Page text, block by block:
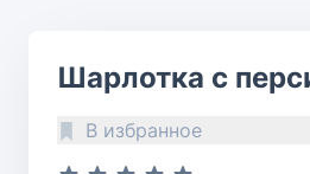
Шарлотка с
В избранное